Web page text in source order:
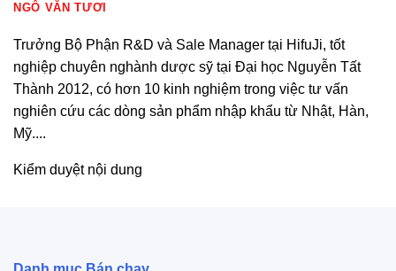
NGÔ VĂN TƯƠI
Trưởng Bộ Phận R&D và Sale Manager tại HifuJi, tốt
nghiệp chuyên nghành dược sỹ tại Đại học Nguyễn Tất
Thành 2012, có hơn 10 kinh nghiệm trong việc tư vấn
nghiên cứu các dòng sản phẩm nhập khẩu từ Nhật, Hàn,
Mỹ....
Kiểm duyệt nội dung